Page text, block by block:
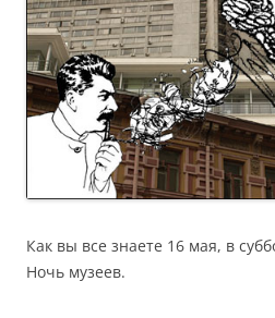
Как вы все знаете 16 мая, в
Ночь музеев.